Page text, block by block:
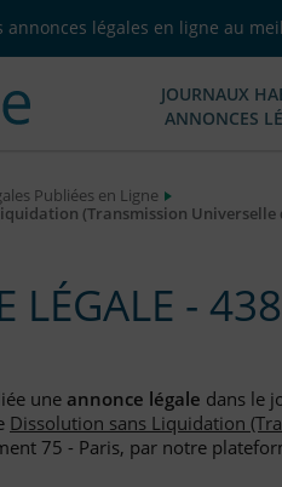
annonces légales en ligne au
JOURNAUX
ANNONCES
Publiées en Ligne
(Transmission Universelle
LÉGALE -
une annonce légale dans le
Dissolution sans Liquidation
75 - Paris, par notre